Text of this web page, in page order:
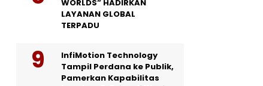
WORLDS” HADIRKAN
LAYANAN GLOBAL
TERPADU
InfiMotion Technology
Tampil Perdana ke Publik,
Pamerkan Kapabilitas